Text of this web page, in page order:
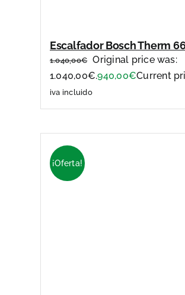
Escalfador Bosch Therm
1.040,00€
Original price was:
1.040,00€.940,00€Current
iva incluido
¡Oferta!